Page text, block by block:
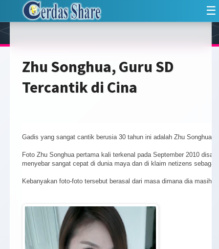
☰
Zhu Songhua, Guru SD
Tercantik di Cina
Gadis yang sangat cantik berusia 30 tahun ini adalah Zhu Songhua
Foto Zhu Songhua pertama kali terkenal pada September 2010
menyebar sangat cepat di dunia maya dan di klaim netizens
Kebanyakan foto-foto tersebut berasal dari masa dimana dia masih